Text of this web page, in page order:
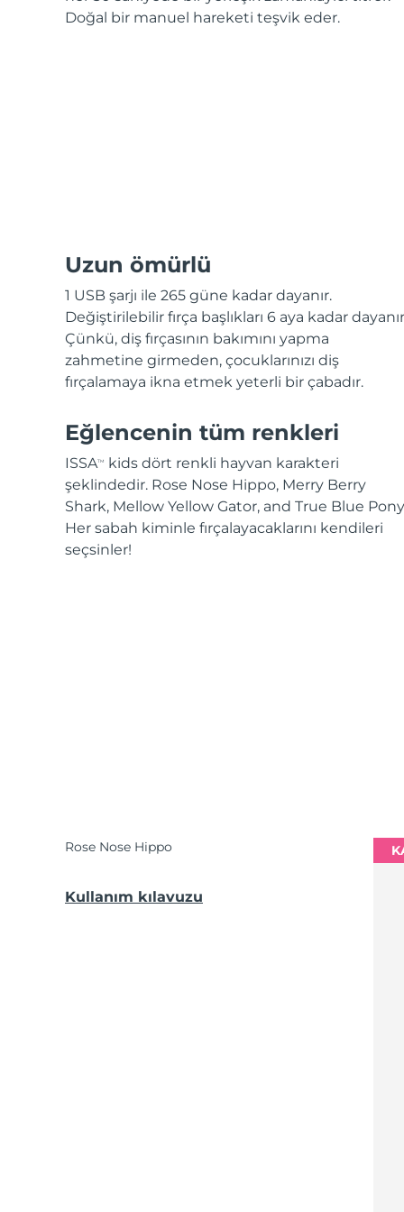
Doğal bir manuel hareketi teşvik eder.
Uzun ömürlü
1 USB şarjı ile 265 güne kadar dayanır.
Değiştirilebilir fırça başlıkları 6 aya kadar
Çünkü, diş fırçasının bakımını yapma
zahmetine girmeden, çocuklarınızı diş
fırçalamaya ikna etmek yeterli bir çabadır.
Eğlencenin tüm renkleri
ISSATM
kids dört renkli hayvan karakteri
şeklindedir. Rose Nose Hippo, Merry Berry
Shark, Mellow Yellow Gator, and True Blue
Her sabah kiminle fırçalayacaklarını kendileri
seçsinler!
Rose Nose Hippo
Kullanım kılavuzu
All acne treatment devices
All revitalizing eye massagers
KIWI™ cilt bakımı
Advanced pore care essentials
Serum
issa™ Teeth Whitening Gel
FOREO APP
HAKKINDA